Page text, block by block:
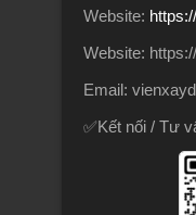
Website:
Website:
Email:
✅Kết nối / Tư